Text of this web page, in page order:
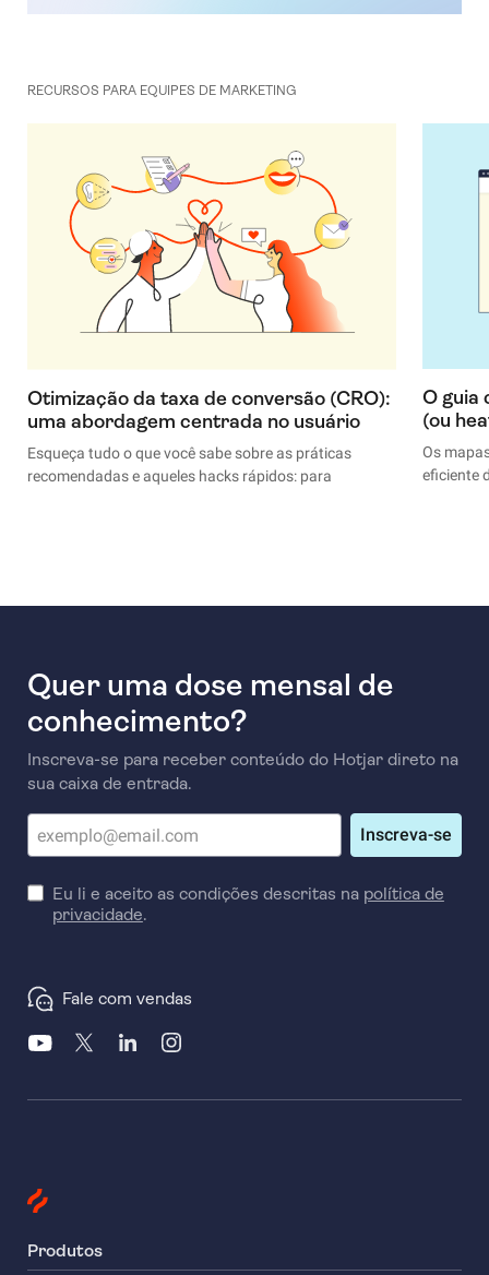
RECURSOS PARA EQUIPES DE MARKETING
Otimização da taxa de conversão (CRO):
uma abordagem centrada no usuário
Esqueça tudo o que você sabe sobre as práticas
recomendadas e aqueles hacks rápidos: para
otimização de conversões: nós conversamos com
gratuitamente, para ajudá-lo a coletar os dados
necessários para melhorar contínua e
sistematicamente as suas taxas de conversão.
O guia
(ou
Os
eficiente
Quer uma dose mensal de
conhecimento?
Inscreva-se para receber conteúdo do Hotjar direto na
sua caixa de entrada.
Inscreva-se
Eu li e aceito as condições descritas na política de
privacidade.
Fale com vendas
Produtos